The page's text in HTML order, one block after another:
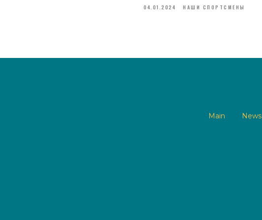
04.01.2024 НАШИ СПОРТСМЕНЫ
Main News